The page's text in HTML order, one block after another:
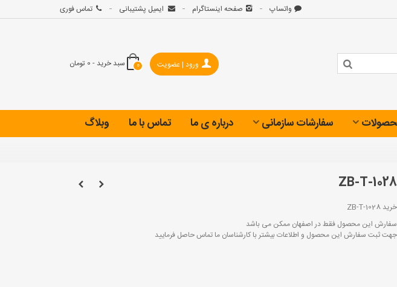
واتساپ صفحه اینستاگرام ایمیل پشتیبانی تماس فوری
0 سبد خرید - 0 تومان ورود | عضویت
سفارشات سازمانی درباره ی ما تماس با ما وبلاگ
ZB-T-1028
خرید ZB-T-1028
سفارش این محصول فقط در اصفهان ممکن می باشد
جهت ثبت سفارش این محصول و اطلاعات بیشتر با کارشناسان ما تماس حاصل فرمایید